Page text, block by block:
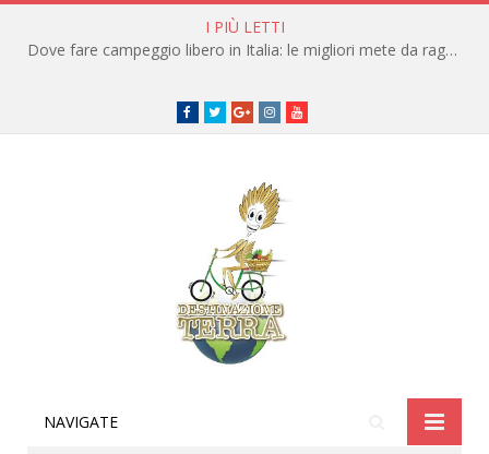
I PIÙ LETTI
Dove fare campeggio libero in Italia: le migliori mete da raggiungere in traghetto
Facebook
TwitterGoogle+instagramyoutube
NAVIGATE